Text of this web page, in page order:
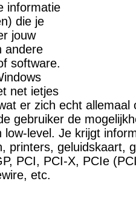
informatie
die je
jouw
andere
software.
net ietjes
er zich echt allemaal
gebruiker de
low-level. Je krijgt
printers, geluidskaart,
PCI, PCI-X, PCIe
etc.